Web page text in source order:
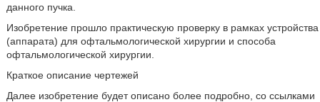
данного пучка.
Изобретение прошло практическую проверку в рамках устройства
(аппарата) для офтальмологической хирургии и способа
офтальмологической хирургии.
Краткое описание чертежей
Далее изобретение будет описано более подробно, со ссылками